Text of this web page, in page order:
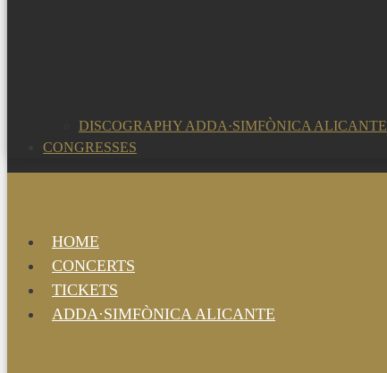
DISCOGRAPHY ADDA·SIMFÒNICA ALICANTE
CONGRESSES
HOME
CONCERTS
TICKETS
ADDA·SIMFÒNICA ALICANTE